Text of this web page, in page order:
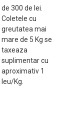
durată, iar părul tău
și sănătos.
de 300 de lei.
Coletele cu
greutatea mai
mare de 5 Kg se
taxeaza
suplimentar cu
aproximativ 1
leu/Kg.